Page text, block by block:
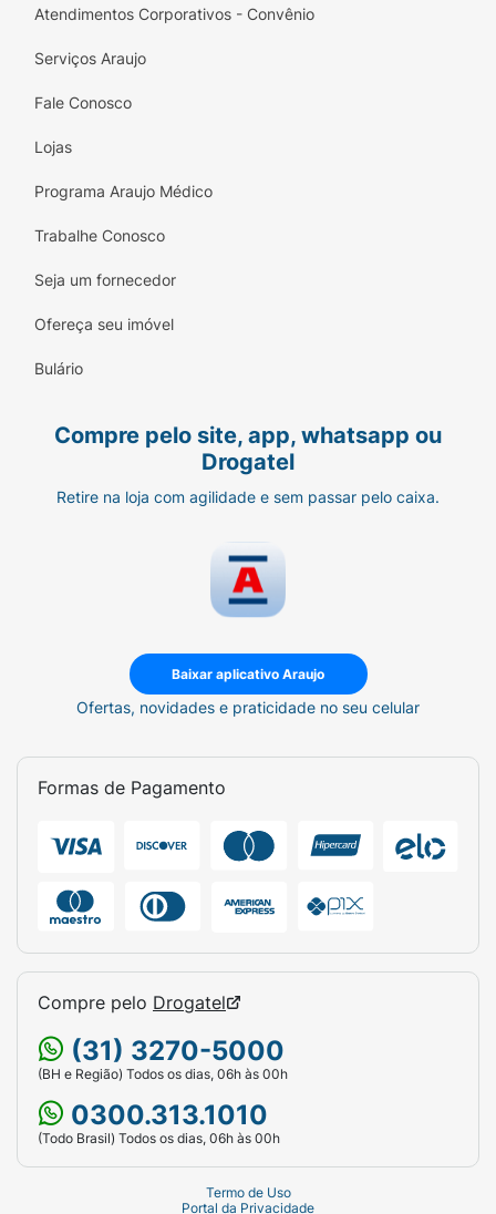
Atendimentos Corporativos - Convênio
Serviços Araujo
Fale Conosco
Lojas
Programa Araujo Médico
Trabalhe Conosco
Seja um fornecedor
Ofereça seu imóvel
Bulário
Compre pelo site, app, whatsapp ou
Drogatel
Retire na loja com agilidade e sem passar pelo caixa.
Baixar aplicativo Araujo
Ofertas, novidades e praticidade no seu celular
Formas de Pagamento
Compre pelo Drogatel
(31) 3270-5000
(BH e Região) Todos os dias, 06h às 00h
0300.313.1010
(Todo Brasil) Todos os dias, 06h às 00h
Termo de Uso
Portal da Privacidade